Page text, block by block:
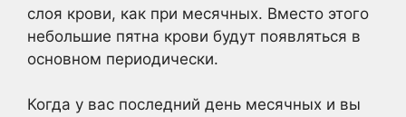
слоя крови, как при месячных. Вместо этого
небольшие пятна крови будут появляться в
основном периодически.
Когда у вас последний день месячных и вы